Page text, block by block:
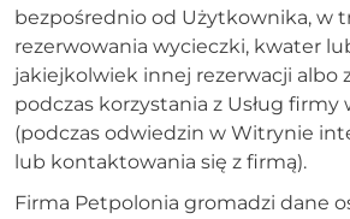
bezpośrednio od Użytkownika, w
rezerwowania wycieczki, kwater
jakiejkolwiek innej rezerwacji albo
podczas korzystania z Usług firmy
(podczas odwiedzin w Witrynie
lub kontaktowania się z firmą).
Firma Petpolonia gromadzi dane